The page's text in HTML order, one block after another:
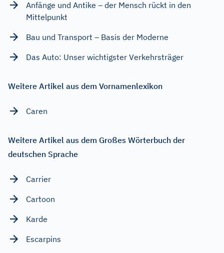
Anfänge und Antike – der Mensch rückt in den
Mittelpunkt
Bau und Transport – Basis der Moderne
Das Auto: Unser wichtigster Verkehrsträger
Weitere Artikel aus dem Vornamenlexikon
Caren
Weitere Artikel aus dem Großes Wörterbuch der
deutschen Sprache
Carrier
Cartoon
Karde
Escarpins